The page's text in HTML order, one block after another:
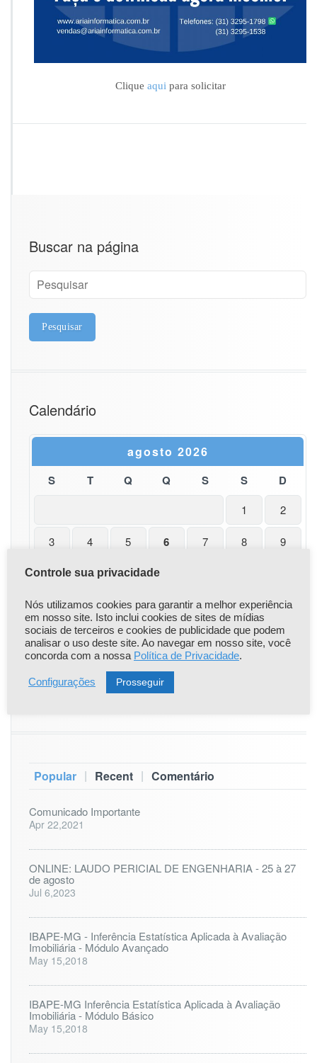
Clique aqui para solicitar
Buscar na página
Calendário
agosto 2026
S T Q Q S S D
1 2
3 4 5 6 7 8 9
10 11 12
17 18 19 20 21 22 23
24 25 26 27 28 29 30
Popular | Recent | Comentário
Comunicado Importante
Apr 22,2021
ONLINE: LAUDO PERICIAL DE ENGENHARIA - 25 à 27
de agosto
Jul 6,2023
IBAPE-MG - Inferência Estatística Aplicada à Avaliação
Imobiliária - Módulo Avançado
May 15,2018
IBAPE-MG Inferência Estatística Aplicada à Avaliação
Imobiliária - Módulo Básico
May 15,2018
Controle sua privacidade
Nós utilizamos cookies para garantir a melhor experiência
em nosso site. Isto inclui cookies de sites de mídias
sociais de terceiros e cookies de publicidade que podem
analisar o uso deste site. Ao navegar em nosso site, você
concorda com a nossa Política de Privacidade.
Configurações Prosseguir